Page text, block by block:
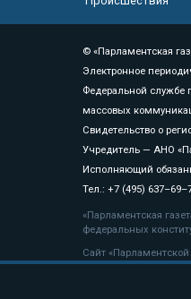
© «Парламентская
Электронное
Федеральной службе
массовых
Свидетельство о
Учредитель — АНО
Исполняющий
Тел.: +7 (495)
«Парламентская
федеральных
Сайт
«Парламентской